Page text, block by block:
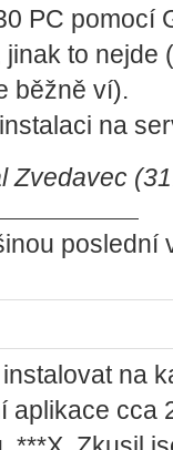
PC pomocí
jinak to nejde
běžně ví).
na
Zvedavec
poslední
na
aplikace cca